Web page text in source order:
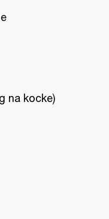
na kocke)